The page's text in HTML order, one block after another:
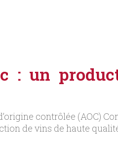
: un
contrôlée (AOC)
de vins de haute